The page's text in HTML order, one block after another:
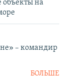
на
– командир
БОЛЬШЕ